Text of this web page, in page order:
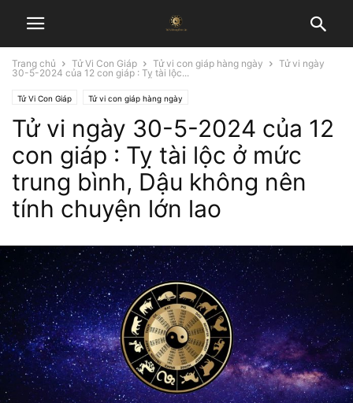
Trang chủ Tử Vi Con Giáp Tử vi con giáp hàng ngày
Tử vi ngày
30-5-2024 của 12 con giáp : Tỵ tài lộc...
Tử Vi Con Giáp Tử vi con giáp hàng ngày
Tử vi ngày 30-5-2024 của 12
con giáp : Tỵ tài lộc ở mức
trung bình, Dậu không nên
tính chuyện lớn lao